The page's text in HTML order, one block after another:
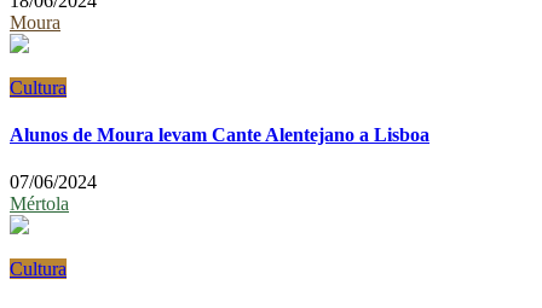
Moura
Cultura
Alunos de Moura levam Cante Alentejano a Lisboa
07/06/2024
Mértola
Cultura